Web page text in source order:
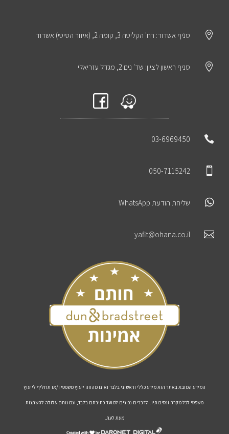
 סניף אשדוד: רח' הקליטה 3, קומה 2, (איזור הסיטי) אשדוד
 סניף ראשון לציון: שד' נים 2, מגדל עזריאלי

03-6969450

050-7115242
 שליחת הודעת WhatsApp

yafit@ohana.co.il
המידע המובא באתר הוא מידע כללי וראשוני בלבד ואינו מהווה ייעוץ משפטי ו/או תחליף לייעוץ
משפטי לכל מקרה ונסיבותיו. הדברים נכונים למועד כתיבתם בלבד, ונכונותם עלולה להשתנות
מעת לעת.